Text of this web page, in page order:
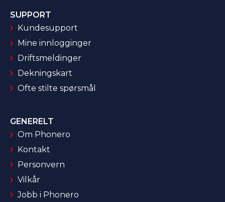
SUPPORT
Kundesupport
Mine innlogginger
Driftsmeldinger
Dekningskart
Ofte stilte spørsmål
GENERELT
Om Phonero
Kontakt
Personvern
Vilkår
Jobb i Phonero